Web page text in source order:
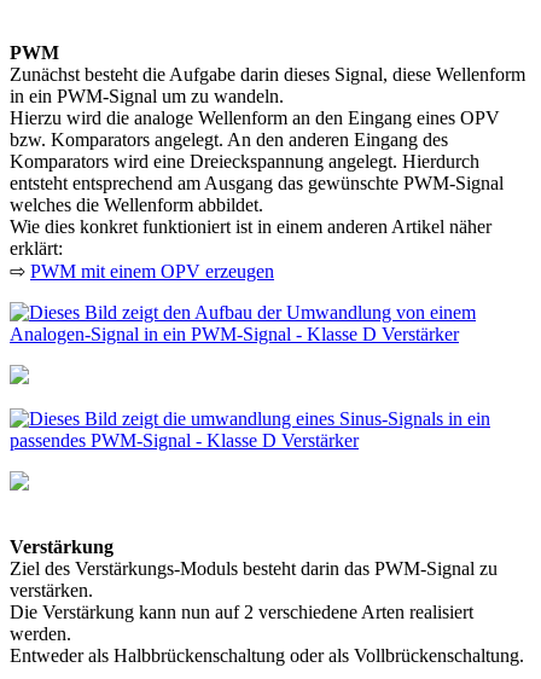
PWM
Zunächst besteht die Aufgabe darin dieses Signal, diese Wellenform
in ein PWM-Signal um zu wandeln.
Hierzu wird die analoge Wellenform an den Eingang eines OPV
bzw. Komparators angelegt. An den anderen Eingang des
Komparators wird eine Dreieckspannung angelegt. Hierdurch
entsteht entsprechend am Ausgang das gewünschte PWM-Signal
welches die Wellenform abbildet.
Wie dies konkret funktioniert ist in einem anderen Artikel näher
erklärt:
⇨ PWM mit einem OPV erzeugen
Verstärkung
Ziel des Verstärkungs-Moduls besteht darin das PWM-Signal zu
verstärken.
Die Verstärkung kann nun auf 2 verschiedene Arten realisiert
werden.
Entweder als Halbbrückenschaltung oder als Vollbrückenschaltung.